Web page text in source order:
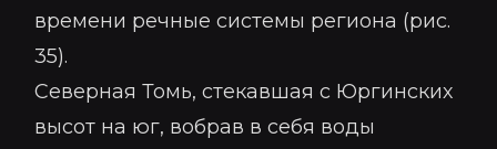
времени речные системы региона (рис.
35).
Северная Томь, стекавшая с Юргинских
высот на юг, вобрав в себя воды